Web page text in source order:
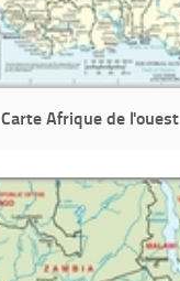
Carte Afrique de l'ouest